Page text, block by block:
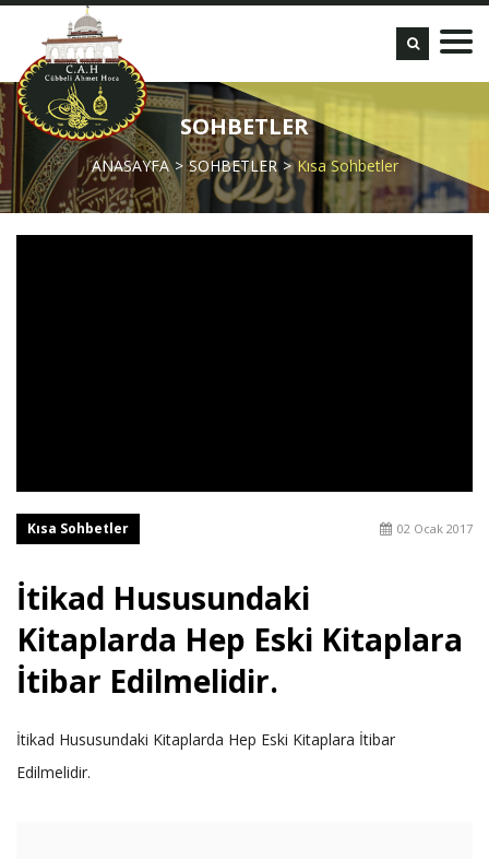
SOHBETLER
ANASAYFA SOHBETLER Kısa Sohbetler
Kısa Sohbetler 02 Ocak 2017
İtikad Hususundaki
Kitaplarda Hep Eski Kitaplara
İtibar Edilmelidir.
İtikad Hususundaki Kitaplarda Hep Eski Kitaplara İtibar
Edilmelidir.